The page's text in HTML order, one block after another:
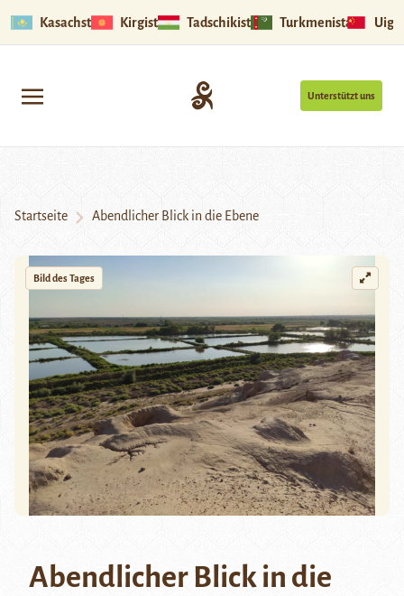
Kasachstan Kirgistan Tadschikistan Turkmenistan
Unterstützt uns
Startseite Abendlicher Blick in die Ebene
Bild des Tages
Abendlicher Blick in die